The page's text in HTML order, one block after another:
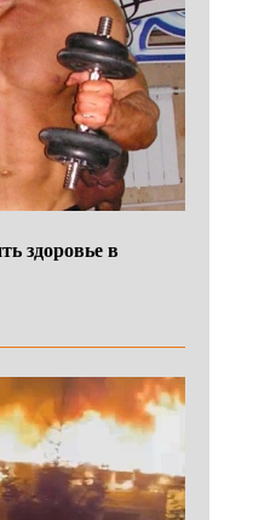
здоровье в